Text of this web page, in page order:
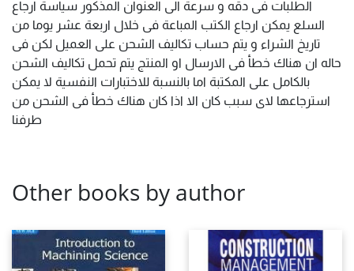
الطلبات فى دقه و سرعة الى العنوان المذكور سياسة ارجاع
السلع يمكن ارجاع الكتب المباعة فى خلال اربعة عشر يوما من
تاريخ الشراء و يتم حساب تكاليف الشحن على العميل لكن فى
حاله ان هناك خطأ فى الارسال او المنتج يتم تحمل تكاليف الشحن
بالكامل على المكتبة اما بالنسبة للاختبارات النفسية لا يمكن
استرجاعها لاى سبب كان الا اذا كان هناك خطأ فى الشحن من
طرفنا
Other books by author